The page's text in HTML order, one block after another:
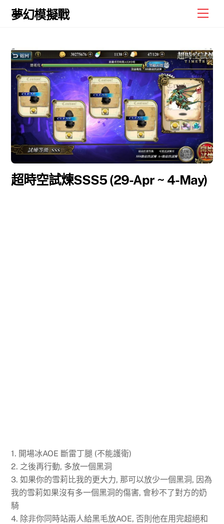
Skip
夢幻模擬戰
超時空試煉SSS5 (29-Apr ~ 4-May)
1. 開場冰AOE 斷雷丁腿 (不能護衛)
2. 之後再行動, 多放一個黑洞
3. 如果你的雪莉比我的更大力, 那可以放少一個黑洞, 因為
我的雪莉如果沒有多一個黑洞的傷害, 會秒不了對方的奶
騎
4. 除非你同時站兩人給黑毛放AOE, 否則他在用完超絕和